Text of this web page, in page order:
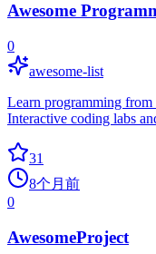
Awesome
0
awesome-list
Learn programming
Interactive coding labs
31
8个月前
0
AwesomeProject